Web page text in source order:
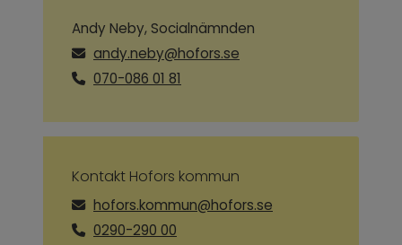
Andy Neby, Socialnämnden
andy.neby@hofors.se
070-086 01 81
Kontakt Hofors kommun
hofors.kommun@hofors.se
0290-290 00